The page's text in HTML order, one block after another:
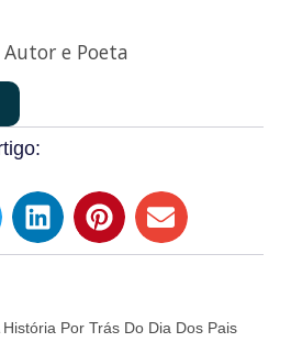
e Poeta
História Por Trás Do Dia Dos Pais